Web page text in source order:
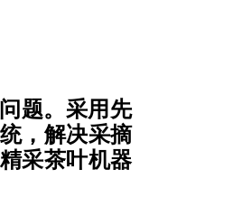
题。采用先
，解决采摘
采茶叶机器